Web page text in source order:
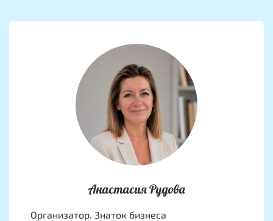
Анастасия Рудова
Организатор. Знаток бизнеса